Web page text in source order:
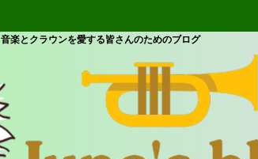
音楽とクラウンを愛する皆さんのためのブログ